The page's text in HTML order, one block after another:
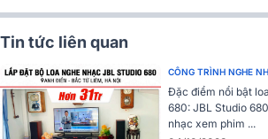
Tin tức liên quan
CÔNG TRÌNH NGHE
Đặc điểm nổi bật
680: JBL Studio
nhạc xem phim ...